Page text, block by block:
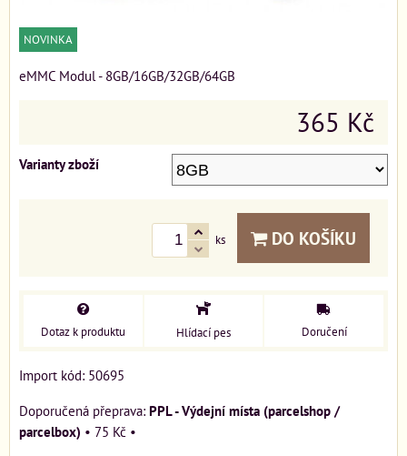
NOVINKA
eMMC Modul - 8GB/16GB/32GB/64GB
365 Kč
Varianty zboží
ks DO KOŠÍKU
Dotaz k produktu Hlídací pes Doručení
Import kód: 50695
PPL - Výdejní místa (parcelshop /
parcelbox) • 75 Kč •